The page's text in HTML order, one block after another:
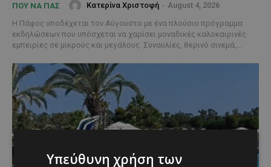
ΠΟΥ ΝΑ ΠΑΣ Κατερίνα Χριστοφή - August 4, 2026
Η Πάφος υποδέχεται τον Αύγουστο με ένα πλούσιο πρόγραμμα
εκδηλώσεων που υπόσχεται να χαρίσει μοναδικές καλοκαιρινές
εμπειρίες σε μικρούς και μεγάλους. Συναυλίες, θερινό σινεμά,...
Υπεύθυνη χρήση των